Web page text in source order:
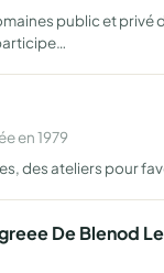
public et
en 1979
des ateliers pour
De Blenod